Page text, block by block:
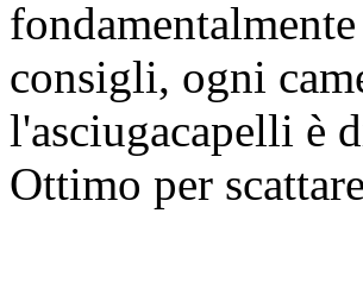
consigli, ogni
l'asciugacapelli è
Ottimo per